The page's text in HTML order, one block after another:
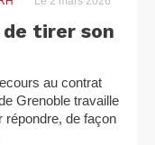
tirer son
au contrat
Grenoble travaille
répondre, de façon